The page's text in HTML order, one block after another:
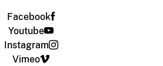
Facebook
Youtube
Instagram
Vimeo